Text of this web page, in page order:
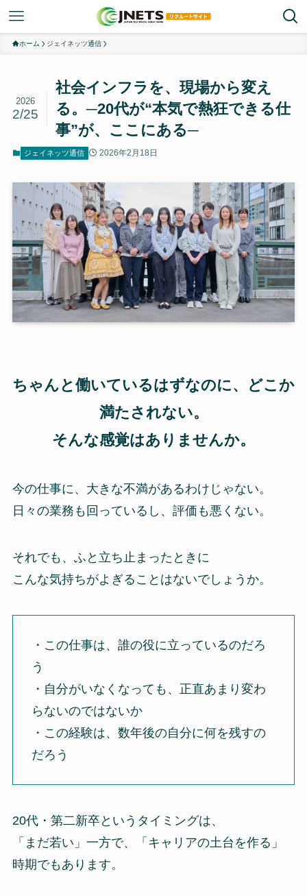
ホーム ジェイネッツ通信
社会インフラを、現場から変え
る。─20代が“本気で熱狂できる仕
事”が、ここにある─
2026
2/25
ジェイネッツ通信 2026年2月18日
ちゃんと働いているはずなのに、どこか
満たされない。
そんな感覚はありませんか。
今の仕事に、大きな不満があるわけじゃない。
日々の業務も回っているし、評価も悪くない。
それでも、ふと立ち止まったときに
こんな気持ちがよぎることはないでしょうか。
・この仕事は、誰の役に立っているのだろ
う
・自分がいなくなっても、正直あまり変わ
らないのではないか
・この経験は、数年後の自分に何を残すの
だろう
20代・第二新卒というタイミングは、
「まだ若い」一方で、「キャリアの土台を作る」
時期でもあります。